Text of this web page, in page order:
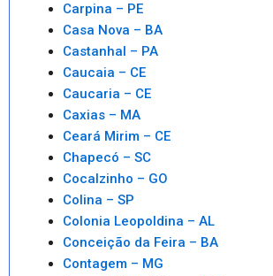
Carpina – PE
Casa Nova – BA
Castanhal – PA
Caucaia – CE
Caucaria – CE
Caxias – MA
Ceará Mirim – CE
Chapecó – SC
Cocalzinho – GO
Colina – SP
Colonia Leopoldina – AL
Conceição da Feira – BA
Contagem – MG